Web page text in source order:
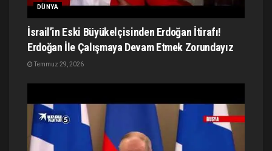
DÜNYA
İsrail’in Eski Büyükelçisinden Erdoğan İtirafı!
Erdoğan İle Çalışmaya Devam Etmek Zorundayız
Temmuz 29, 2026